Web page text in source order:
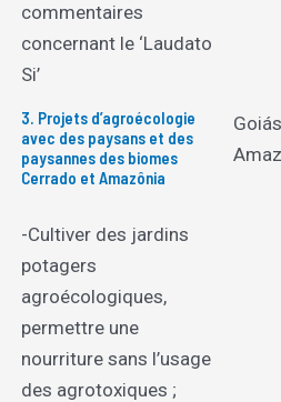
commentaires
concernant le ‘Laudato
Si’
3. Projets d’agroécologie
avec des paysans et des
paysannes des biomes
Cerrado et Amazônia
-Cultiver des jardins
potagers
agroécologiques,
permettre une
nourriture sans l’usage
des agrotoxiques ;